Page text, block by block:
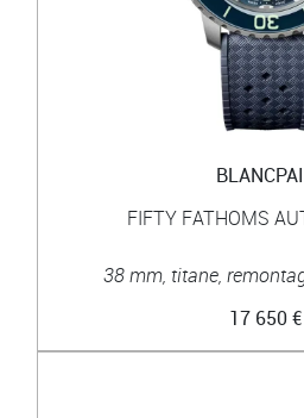
FIFTY FATHOMS
38 mm, titane,
17 650 €